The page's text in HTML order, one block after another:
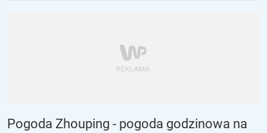
Pogoda Zhouping - pogoda godzinowa na